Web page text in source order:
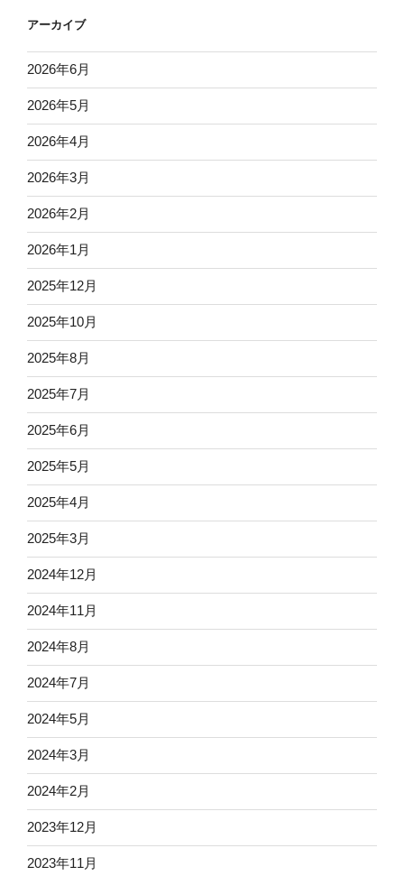
アーカイブ
2026年6月
2026年5月
2026年4月
2026年3月
2026年2月
2026年1月
2025年12月
2025年10月
2025年8月
2025年7月
2025年6月
2025年5月
2025年4月
2025年3月
2024年12月
2024年11月
2024年8月
2024年7月
2024年5月
2024年3月
2024年2月
2023年12月
2023年11月